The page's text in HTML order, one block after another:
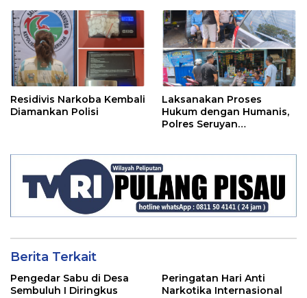
Residivis Narkoba Kembali
Diamankan Polisi
Laksanakan Proses
Hukum dengan Humanis,
Polres Seruyan
Berita Terkait
Pengedar Sabu di Desa
Sembuluh I Diringkus
Peringatan Hari Anti
Narkotika Internasional